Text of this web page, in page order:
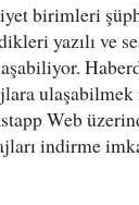
birimleri
yazılı ve
Web
indirme